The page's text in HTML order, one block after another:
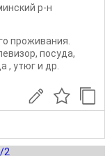
р-н
проживания.
посуда,
, утюг и др.